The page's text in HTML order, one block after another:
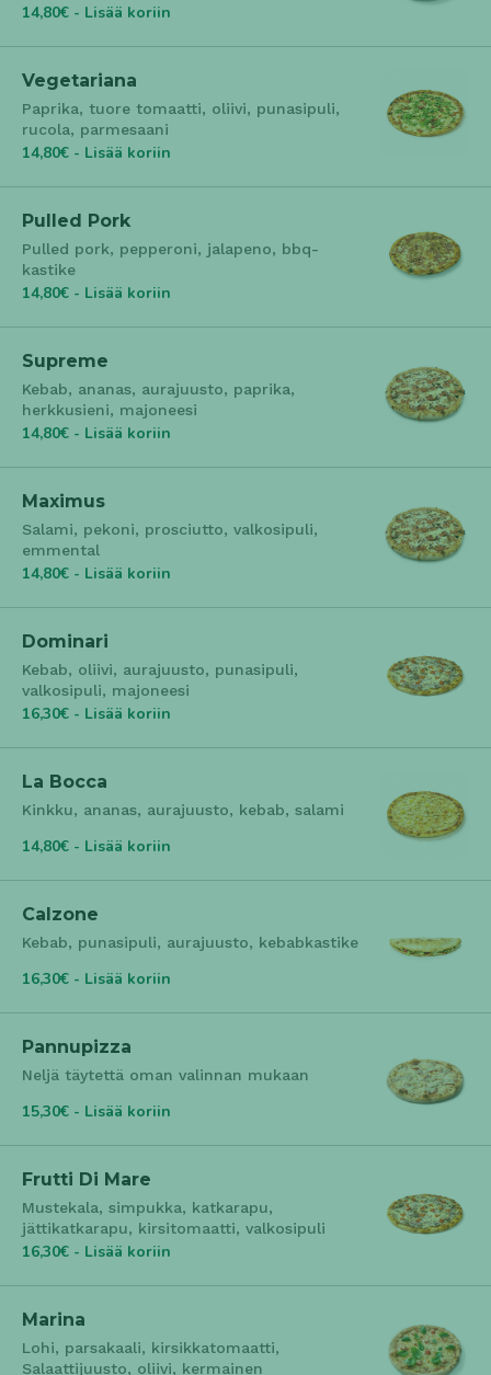
14,80€ - Lisää koriin
Vegetariana
Paprika, tuore tomaatti, oliivi, punasipuli,
rucola, parmesaani
14,80€ - Lisää koriin
Pulled Pork
Pulled pork, pepperoni, jalapeno, bbq-
kastike
14,80€ - Lisää koriin
Supreme
Kebab, ananas, aurajuusto, paprika,
herkkusieni, majoneesi
14,80€ - Lisää koriin
Maximus
Salami, pekoni, prosciutto, valkosipuli,
emmental
14,80€ - Lisää koriin
Dominari
Kebab, oliivi, aurajuusto, punasipuli,
valkosipuli, majoneesi
16,30€ - Lisää koriin
La Bocca
Kinkku, ananas, aurajuusto, kebab, salami
14,80€ - Lisää koriin
Calzone
Kebab, punasipuli, aurajuusto, kebabkastike
16,30€ - Lisää koriin
Pannupizza
Neljä täytettä oman valinnan mukaan
15,30€ - Lisää koriin
Frutti Di Mare
Mustekala, simpukka, katkarapu,
jättikatkarapu, kirsitomaatti, valkosipuli
16,30€ - Lisää koriin
Marina
Lohi, parsakaali, kirsikkatomaatti,
Salaattijuusto, oliivi, kermainen